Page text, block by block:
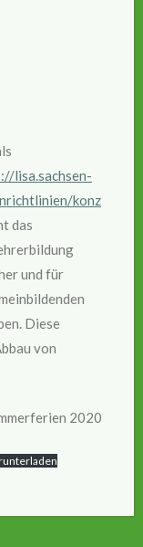
lisa.sachsen-
konz
das
und für
Diese
von
2020